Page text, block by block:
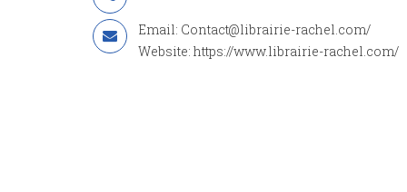
Email: Contact@librairie-rachel.com/
Website: https://www.librairie-rachel.com/